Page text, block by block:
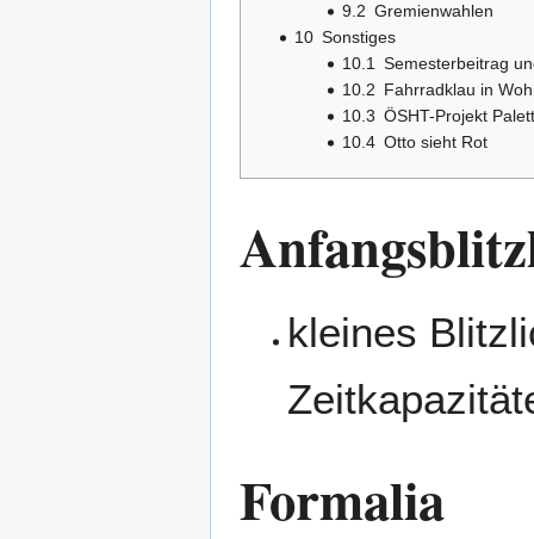
9.2 Gremienwahlen
10 Sonstiges
10.1 Semesterbeitrag
10.2 Fahrradklau in
10.3 ÖSHT-Projekt
10.4 Otto sieht Rot
kleines
Formalia